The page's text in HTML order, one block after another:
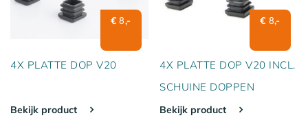
€8,-
4X PLATTE DOP V20
Bekijk product
€ 8,-
4X PLATTE DOP V20 INCL.
SCHUINE DOPPEN
Bekijk product